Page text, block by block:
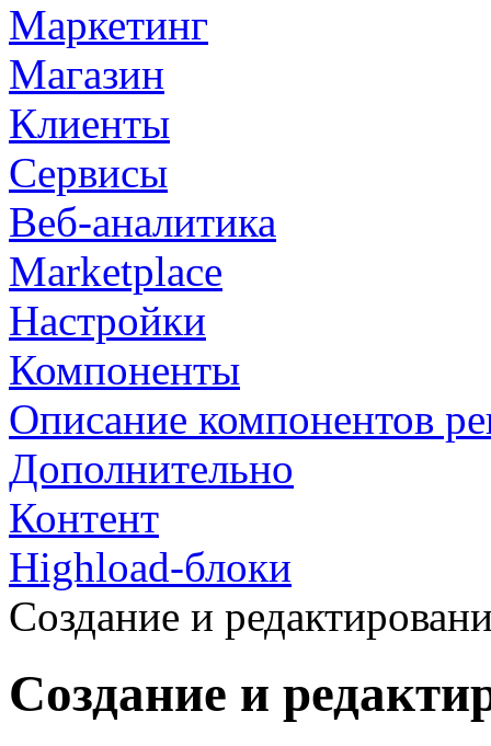
Маркетинг
Магазин
Клиенты
Сервисы
Веб-аналитика
Marketplace
Настройки
Компоненты
Описание компонентов
Дополнительно
Контент
Highload-блоки
Создание и
Создание и